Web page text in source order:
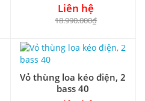
Liên hệ
18.990.000₫
Vỏ thùng loa kéo điện, 2
bass 40